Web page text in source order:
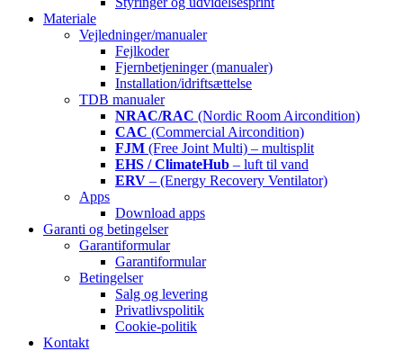
Materiale
Vejledninger/manualer
Fejlkoder
Fjernbetjeninger (manualer)
Installation/idriftsættelse
TDB manualer
NRAC/RAC (Nordic Room Aircondition)
CAC (Commercial Aircondition)
FJM (Free Joint Multi) – multisplit
EHS / ClimateHub – luft til vand
ERV – (Energy Recovery Ventilator)
Apps
Download apps
Garanti og betingelser
Garantiformular
Garantiformular
Betingelser
Salg og levering
Privatlivspolitik
Cookie-politik
Kontakt